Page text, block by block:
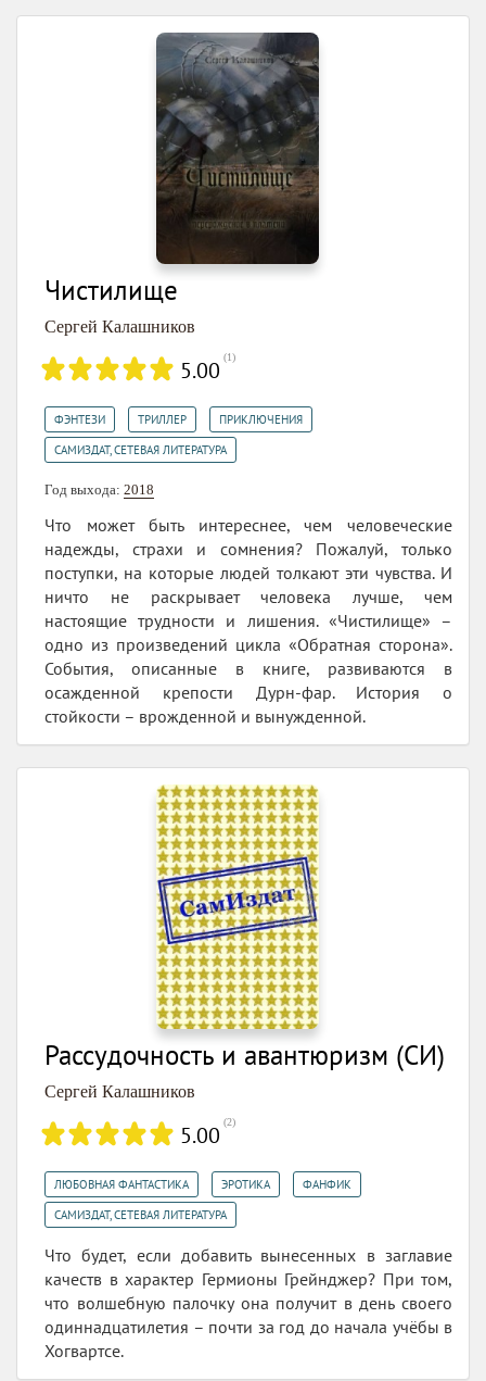
Чистилище
Сергей Калашников
5.00 (1)
ФЭНТЕЗИ ТРИЛЛЕР ПРИКЛЮЧЕНИЯ
САМИЗДАТ, СЕТЕВАЯ ЛИТЕРАТУРА
Год выхода: 2018
Что может быть интереснее, чем человеческие
надежды, страхи и сомнения? Пожалуй, только
поступки, на которые людей толкают эти чувства. И
ничто не раскрывает человека лучше, чем
настоящие трудности и лишения. «Чистилище» –
одно из произведений цикла «Обратная сторона».
События, описанные в книге, развиваются в
осажденной крепости Дурн-фар. История о
стойкости – врожденной и вынужденной.
Рассудочность и авантюризм (СИ)
Сергей Калашников
5.00 (2)
ЛЮБОВНАЯ ФАНТАСТИКА ЭРОТИКА ФАНФИК
САМИЗДАТ, СЕТЕВАЯ ЛИТЕРАТУРА
Что будет, если добавить вынесенных в заглавие
качеств в характер Гермионы Грейнджер? При том,
что волшебную палочку она получит в день своего
одиннадцатилетия – почти за год до начала учёбы в
Хогвартсе.